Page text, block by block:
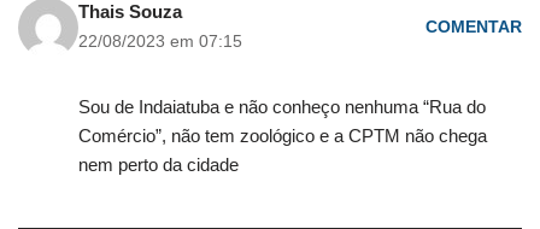
Thais Souza
22/08/2023 em 07:15
COMENTAR
Sou de Indaiatuba e não conheço nenhuma “Rua do
Comércio”, não tem zoológico e a CPTM não chega
nem perto da cidade